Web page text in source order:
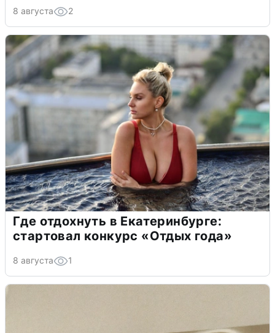
8 августа 2
Где отдохнуть в Екатеринбурге:
стартовал конкурс «Отдых года»
8 августа 1